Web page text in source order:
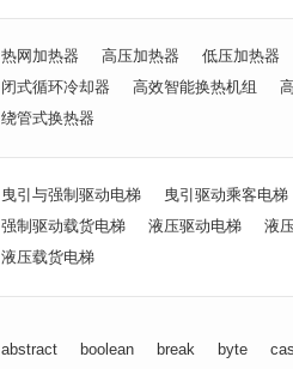
热网加热器 高压加热器
低压加热器
闭式循环冷却器
高效智能换热机组
绕管式换热器
曳引与强制驱动电梯
曳引驱动乘客电梯
强制驱动载货电梯
液压驱动电梯
液
液压载货电梯
abstract boolean break byte